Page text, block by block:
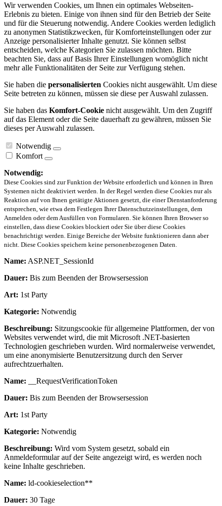
Wir verwenden Cookies, um Ihnen ein optimales Webseiten-
Erlebnis zu bieten. Einige von ihnen sind für den Betrieb der Seite
und für die Steuerung notwendig. Andere Cookies werden lediglich
zu anonymen Statistikzwecken, für Komforteinstellungen oder zur
Anzeige personalisierter Inhalte genutzt. Sie können selbst
entscheiden, welche Kategorien Sie zulassen möchten. Bitte
beachten Sie, dass auf Basis Ihrer Einstellungen womöglich nicht
mehr alle Funktionalitäten der Seite zur Verfügung stehen.
Sie haben die personalisierten Cookies nicht ausgewählt. Um diese
Seite betreten zu können, müssen sie diese per Auswahl zulassen.
Sie haben das Komfort-Cookie nicht ausgewählt. Um den Zugriff
auf das Element oder die Seite dauerhaft zu gewähren, müssen Sie
dieses per Auswahl zulassen.
Notwendig
Komfort
Notwendig:
Diese Cookies sind zur Funktion der Website erforderlich und können in Ihren
Systemen nicht deaktiviert werden. In der Regel werden diese Cookies nur als
Reaktion auf von Ihnen getätigte Aktionen gesetzt, die einer Dienstanforderung
entsprechen, wie etwa dem Festlegen Ihrer Datenschutzeinstellungen, dem
Anmelden oder dem Ausfüllen von Formularen. Sie können Ihren Browser so
einstellen, dass diese Cookies blockiert oder Sie über diese Cookies
benachrichtigt werden. Einige Bereiche der Website funktionieren dann aber
nicht. Diese Cookies speichern keine personenbezogenen Daten.
Name: ASP.NET_SessionId
Dauer: Bis zum Beenden der Browsersession
Art: 1st Party
Kategorie: Notwendig
Beschreibung: Sitzungscookie für allgemeine Plattformen, der von
Websites verwendet wird, die mit Microsoft .NET-basierten
Technologien geschrieben wurden. Wird normalerweise verwendet,
um eine anonymisierte Benutzersitzung durch den Server
aufrechtzuerhalten.
Name: __RequestVerificationToken
Dauer: Bis zum Beenden der Browsersession
Art: 1st Party
Kategorie: Notwendig
Beschreibung: Wird vom System gesetzt, sobald ein
Anmeldeformular auf der Seite angezeigt wird, es werden noch
keine Inhalte geschrieben.
Name: ld-cookieselection**
Dauer: 30 Tage